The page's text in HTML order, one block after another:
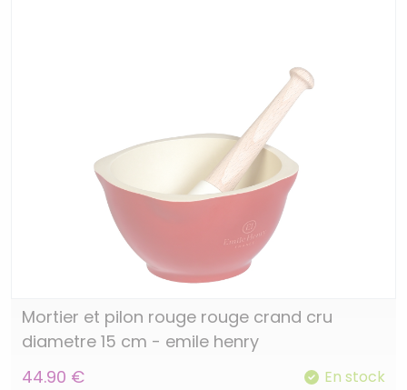
Mortier et pilon rouge rouge crand cru
diametre 15 cm - emile henry
44.90 €
En stock